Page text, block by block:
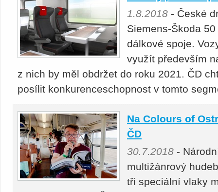
1.8.2018 - České
Siemens-Škoda
dálkové spoje.
využít především
z nich by měl obdržet do roku 2021. ČD
posílit konkurenceschopnost v tomto
Na Colours of
ČD
30.7.2018 -
multižánrový
tři speciální vlaky